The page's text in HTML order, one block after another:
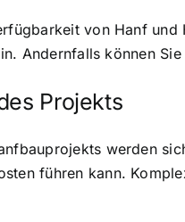
von Hanf
Andernfalls können
Projekts
werden
führen kann.